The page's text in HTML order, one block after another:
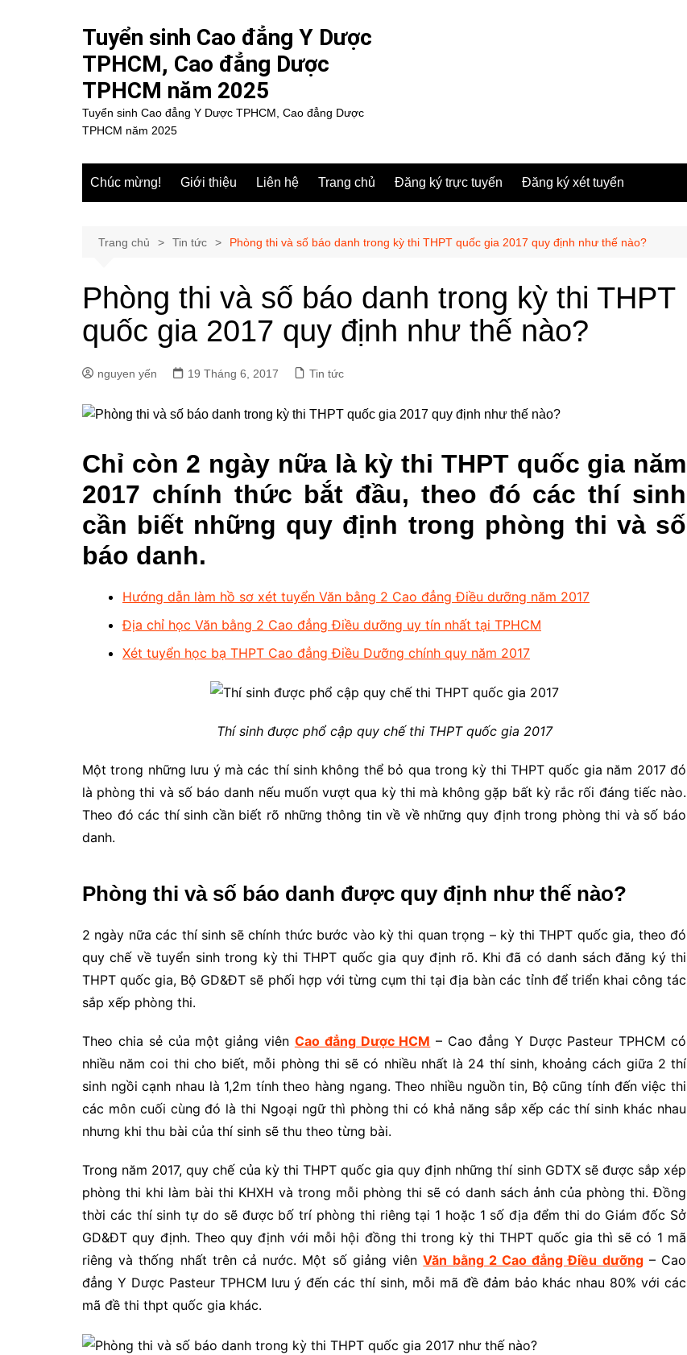
Tuyển sinh Cao đẳng Y Dược
TPHCM, Cao đẳng Dược
TPHCM năm 2025
Tuyển sinh Cao đẳng Y Dược TPHCM, Cao đẳng Dược
TPHCM năm 2025
Chúc mừng! Giới thiệu Liên hệ Trang chủ Đăng ký trực tuyến Đăng ký xét tuyển
Trang chủ Tin tức Phòng thi và số báo danh trong kỳ thi THPT quốc gia 2017 quy định như thế nào?
Phòng thi và số báo danh trong kỳ thi THPT
quốc gia 2017 quy định như thế nào?
nguyen yến 19 Tháng 6, 2017 Tin tức
Chỉ còn 2 ngày nữa là kỳ thi THPT quốc gia năm
2017 chính thức bắt đầu, theo đó các thí sinh
cần biết những quy định trong phòng thi và số
báo danh.
Hướng dẫn làm hồ sơ xét tuyển Văn bằng 2 Cao đẳng Điều dưỡng năm 2017
Địa chỉ học Văn bằng 2 Cao đẳng Điều dưỡng uy tín nhất tại TPHCM
Xét tuyển học bạ THPT Cao đẳng Điều Dưỡng chính quy năm 2017
Thí sinh được phổ cập quy chế thi THPT quốc gia 2017
Một trong những lưu ý mà các thí sinh không thể bỏ qua trong kỳ thi THPT quốc gia năm 2017 đó
là phòng thi và số báo danh nếu muốn vượt qua kỳ thi mà không gặp bất kỳ rắc rối đáng tiếc nào.
Theo đó các thí sinh cần biết rõ những thông tin về về những quy định trong phòng thi và số báo
danh.
Phòng thi và số báo danh được quy định như thế nào?
2 ngày nữa các thí sinh sẽ chính thức bước vào kỳ thi quan trọng – kỳ thi THPT quốc gia, theo đó
quy chế về tuyển sinh trong kỳ thi THPT quốc gia quy định rõ. Khi đã có danh sách đăng ký thi
THPT quốc gia, Bộ GD&ĐT sẽ phối hợp với từng cụm thi tại địa bàn các tỉnh để triển khai công tác
sắp xếp phòng thi.
Theo chia sẻ của một giảng viên Cao đẳng Dược HCM – Cao đẳng Y Dược Pasteur TPHCM có
nhiều năm coi thi cho biết, mỗi phòng thi sẽ có nhiều nhất là 24 thí sinh, khoảng cách giữa 2 thí
sinh ngồi cạnh nhau là 1,2m tính theo hàng ngang. Theo nhiều nguồn tin, Bộ cũng tính đến việc thi
các môn cuối cùng đó là thi Ngoại ngữ thì phòng thi có khả năng sắp xếp các thí sinh khác nhau
nhưng khi thu bài của thí sinh sẽ thu theo từng bài.
Trong năm 2017, quy chế của kỳ thi THPT quốc gia quy định những thí sinh GDTX sẽ được sắp xép
phòng thi khi làm bài thi KHXH và trong mỗi phòng thi sẽ có danh sách ảnh của phòng thi. Đồng
thời các thí sinh tự do sẽ được bố trí phòng thi riêng tại 1 hoặc 1 số địa đểm thi do Giám đốc Sở
GD&ĐT quy định. Theo quy định với mỗi hội đồng thi trong kỳ thi THPT quốc gia thì sẽ có 1 mã
riêng và thống nhất trên cả nước. Một số giảng viênVăn bằng 2 Cao đẳng Điều dưỡng– Cao
đẳng Y Dược Pasteur TPHCM lưu ý đến các thí sinh, mỗi mã đề đảm bảo khác nhau 80% với các
mã đề thi thpt quốc gia khác.